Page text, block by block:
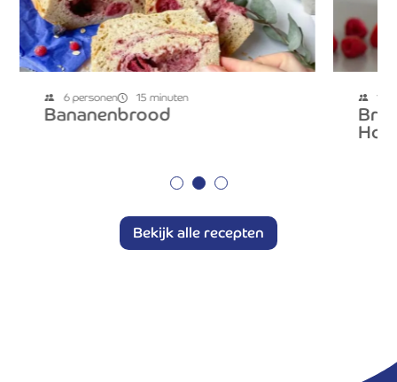
6 personen 15 minuten
Bananenbrood
1
Bekijk alle recepten